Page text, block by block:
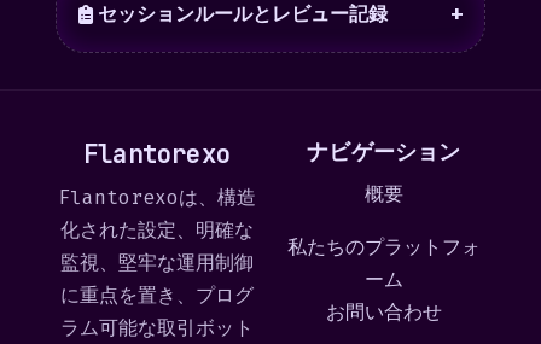
セッションルールとレビュー記録 +
Flantorexo
Flantorexoは、構造
化された設定、明確な
監視、堅牢な運用制御
に重点を置き、プログ
ラム可能な取引ボット
ナビゲーション
概要
私たちのプラットフォ
ーム
お問い合わせ